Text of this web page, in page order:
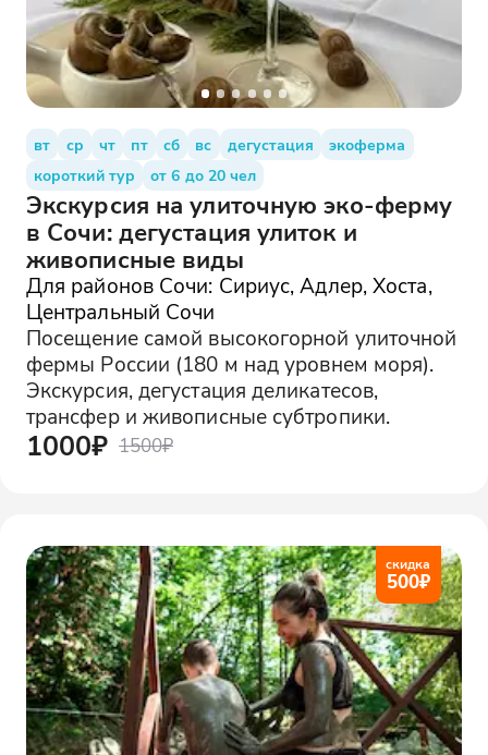
вт ср чт пт сб вс дегустация
экоферма
короткий тур
от 6 до 20 чел
Экскурсия на улиточную эко-ферму
в Сочи: дегустация улиток и
живописные виды
Для районов Сочи: Сириус, Адлер, Хоста,
Центральный Сочи
Посещение самой высокогорной улиточной
фермы России (180 м над уровнем моря).
Экскурсия, дегустация деликатесов,
трансфер и живописные субтропики.
1000₽ 1500₽
скидка
500₽